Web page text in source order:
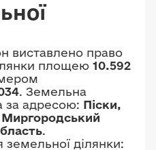
виставлено право
площею 10.592
. Земельна
за адресою: Піски,
.
земельної ділянки: